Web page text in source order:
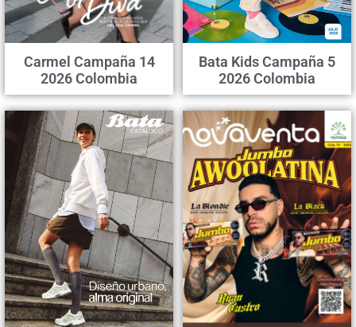
Carmel Campaña 14
2026 Colombia
Bata Kids Campaña 5
2026 Colombia